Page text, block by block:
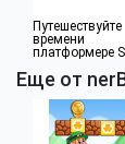
платформере
Еще от